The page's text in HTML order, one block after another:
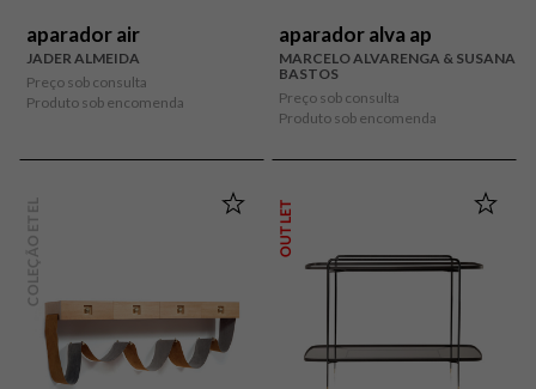
aparador air
JADER ALMEIDA
Preço sob consulta
Produto sob encomenda
aparador alva ap
MARCELO ALVARENGA & SUSANA
BASTOS
Preço sob consulta
Produto sob encomenda
COLEÇÃO ETEL OUTLET